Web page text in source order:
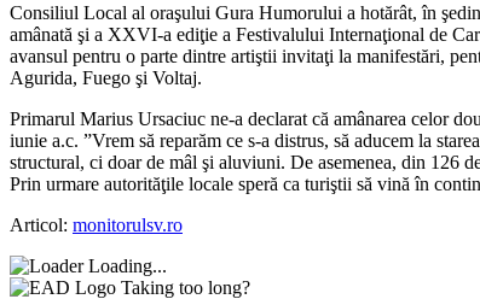
Consiliul Local al oraşului Gura Humorului a hotărât, în
amânată şi a XXVI-a ediţie a Festivalului Internaţional de
avansul pentru o parte dintre artiştii invitaţi la manifestări,
Agurida, Fuego şi Voltaj.
Primarul Marius Ursaciuc ne-a declarat că amânarea celor
iunie a.c. ”Vrem să reparăm ce s-a distrus, să aducem la
structural, ci doar de mâl şi aluviuni. De asemenea, din 126
Prin urmare autorităţile locale speră ca turiştii să vină în
Articol: monitorulsv.ro
Loading...
Taking too long?